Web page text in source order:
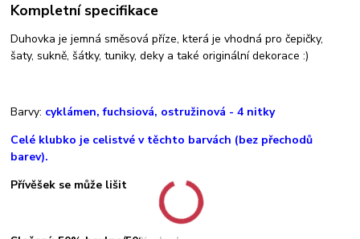
Kompletní specifikace
Duhovka je jemná směsová příze, která je vhodná pro čepičky,
šaty, sukně, šátky, tuniky, deky a také originální dekorace :)
Barvy: cyklámen, fuchsiová, ostružinová -4 nitky
Celé klubko je celistvé v těchto barvách (bez přechodů
barev).
Přívěšek se může lišit